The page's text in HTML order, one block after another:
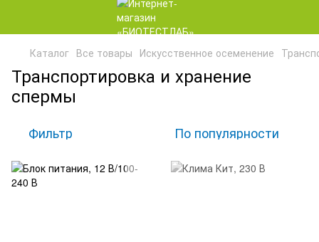
Каталог Все товары Искусственное осеменение
Транспортировка и хранение
спермы
Фильтр По популярности